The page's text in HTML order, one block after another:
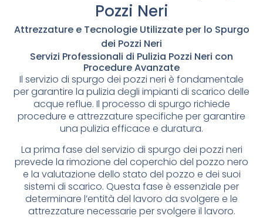
Pozzi Neri
Attrezzature e Tecnologie Utilizzate per lo Spurgo
dei Pozzi Neri
Servizi Professionali di Pulizia Pozzi Neri con
Procedure Avanzate
Il servizio di spurgo dei pozzi neri è fondamentale
per garantire la pulizia degli impianti di scarico delle
acque reflue. Il processo di spurgo richiede
procedure e attrezzature specifiche per garantire
una pulizia efficace e duratura.
La prima fase del servizio di spurgo dei pozzi neri
prevede la rimozione del coperchio del pozzo nero
e la valutazione dello stato del pozzo e dei suoi
sistemi di scarico. Questa fase è essenziale per
determinare l’entità del lavoro da svolgere e le
attrezzature necessarie per svolgere il lavoro.